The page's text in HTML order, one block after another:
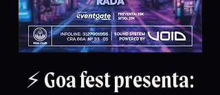
⚡ Goa fest presenta: